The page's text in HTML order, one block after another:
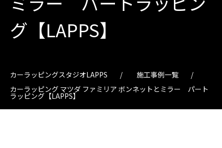
グ【LAPPS】
カーラッピングスタジオLAPPS
施工事例一覧
カーラッピング マツダ ファミリア ボンネットとミラー パート
ラッピング【LAPPS】